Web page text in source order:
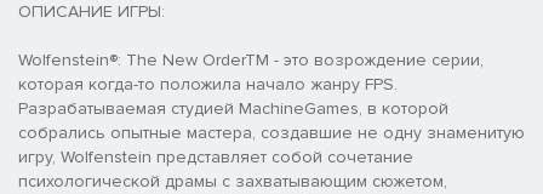
ОПИСАНИЕ ИГРЫ:
Wolfenstein®: The New OrderTM - это возрождение серии,
которая когда-то положила начало жанру FPS.
Разрабатываемая студией MachineGames, в которой
собрались опытные мастера, создавшие не одну знаменитую
игру, Wolfenstein представляет собой сочетание
психологической драмы с захватывающим сюжетом,